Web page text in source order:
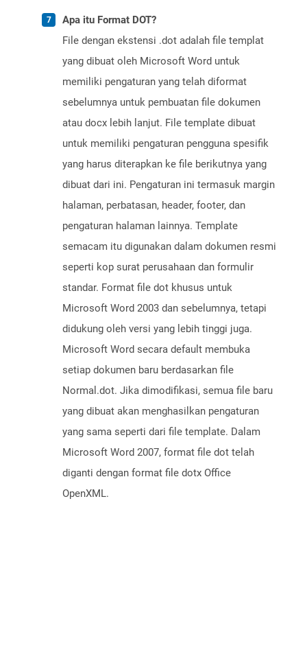
Apa itu Format DOT?
File dengan ekstensi .dot adalah file templat
yang dibuat oleh Microsoft Word untuk
memiliki pengaturan yang telah diformat
sebelumnya untuk pembuatan file dokumen
atau docx lebih lanjut. File template dibuat
untuk memiliki pengaturan pengguna spesifik
yang harus diterapkan ke file berikutnya yang
dibuat dari ini. Pengaturan ini termasuk margin
halaman, perbatasan, header, footer, dan
pengaturan halaman lainnya. Template
semacam itu digunakan dalam dokumen resmi
seperti kop surat perusahaan dan formulir
standar. Format file dot khusus untuk
Microsoft Word 2003 dan sebelumnya, tetapi
didukung oleh versi yang lebih tinggi juga.
Microsoft Word secara default membuka
setiap dokumen baru berdasarkan file
Normal.dot. Jika dimodifikasi, semua file baru
yang dibuat akan menghasilkan pengaturan
yang sama seperti dari file template. Dalam
Microsoft Word 2007, format file dot telah
diganti dengan format file dotx Office
OpenXML.